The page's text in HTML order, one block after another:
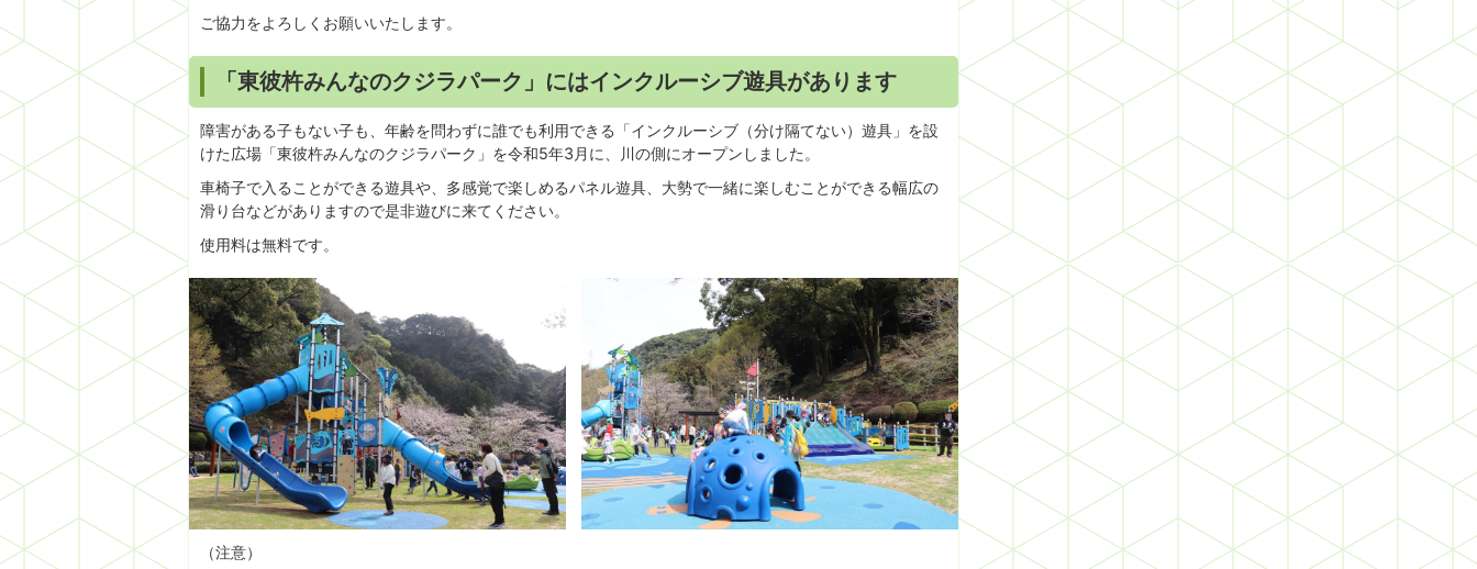
ご協力をよろしくお願いいたします。
「東彼杵みんなのクジラパーク」にはインクルーシブ遊具があります
障害がある子もない子も、年齢を問わずに誰でも利用できる「インクルーシブ（分け隔てない）遊具」を設
けた広場「東彼杵みんなのクジラパーク」を令和5年3月に、川の側にオープンしました。
車椅子で入ることができる遊具や、多感覚で楽しめるパネル遊具、大勢で一緒に楽しむことができる幅広の
滑り台などがありますので是非遊びに来てください。
使用料は無料です。
（注意）